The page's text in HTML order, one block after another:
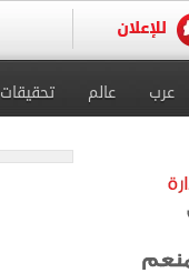
عرب عالم تحقيقات